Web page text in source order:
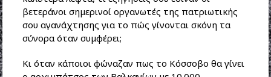
βετεράνοι σημερινοί οργανωτές της πατριωτικής
σου αγανάχτησης για το πώς γίνονται σκόνη τα
σύνορα όταν συμφέρει;
Κι όταν κάποιοι φώναζαν πως το Κόσσοβο θα γίνει